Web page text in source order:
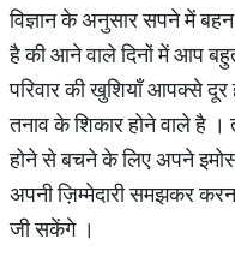
विज्ञान के अनुसार सपने में
है की आने वाले दिनों में आप
परिवार की खुशियाँ आपक्से
तनाव के शिकार होने वाले है
होने से बचने के लिए अपने
अपनी ज़िम्मेदारी समझकर
जी सकेंगे ।